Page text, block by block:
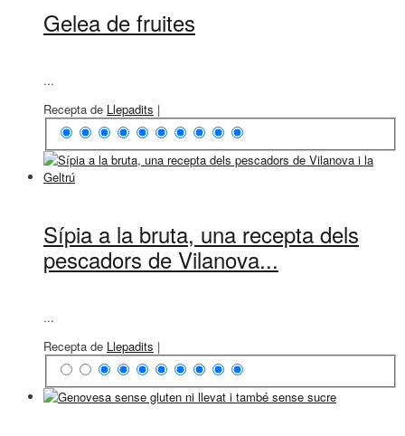
Gelea de fruites
...
Recepta de Llepadits |
Sípia a la bruta, una recepta dels
pescadors de Vilanova...
...
Recepta de Llepadits |